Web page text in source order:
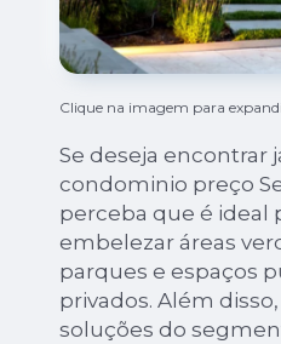
Clique na imagem para
Se deseja encontrar
condominio preço
perceba que é ideal
embelezar áreas
parques e espaços
privados. Além
soluções do